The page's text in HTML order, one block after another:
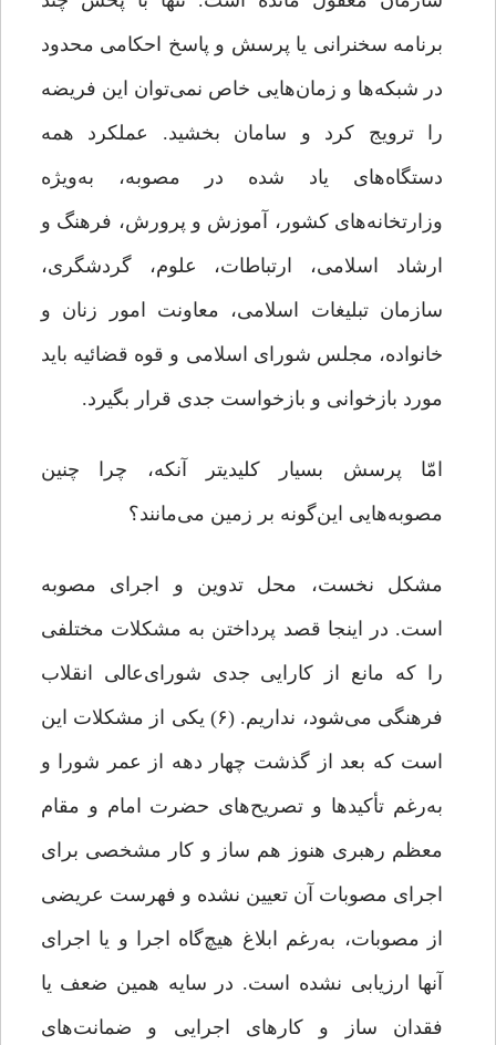
برنامه سخنرانی یا پرسش و پاسخ احکامی محدود
در شبکه‌ها و زمان‌هایی خاص نمی‌توان این فریضه
را ترویج کرد و سامان بخشید. عملکرد همه
دستگاه‌های یاد شده در مصوبه، به‌ویژه
وزارتخانه‌های کشور، آموزش و پرورش، فرهنگ و
ارشاد اسلامی، ارتباطات، علوم، گردشگری،
سازمان تبلیغات اسلامی، معاونت امور زنان و
خانواده، مجلس شورای اسلامی و قوه قضائیه باید
مورد بازخوانی و بازخواست جدی قرار بگیرد.
امّا پرسش بسیار کلیدی­تر آنکه، چرا چنین
مصوبه‌هایی این‌گونه بر زمین می‌مانند؟
مشکل نخست، محل تدوین و اجرای مصوبه
است. در اینجا قصد پرداختن به مشکلات مختلفی
را که مانع از کارایی جدی شورای‌عالی انقلاب
فرهنگی می‌شود، نداریم. (۶) یکی از مشکلات این
است که بعد از گذشت چهار دهه از عمر شورا و
به‌رغم تأکیدها و تصریح‌های حضرت امام و مقام
معظم رهبری هنوز هم ساز و کار مشخصی برای
اجرای مصوبات آن تعیین نشده و فهرست عریضی
از مصوبات، به‌رغم ابلاغ هیچ‌گاه‌ اجرا و یا اجرای‌
آنها ارزیابی نشده است. در سایه همین ضعف یا
فقدان ساز و کارهای اجرایی و ضمانت‌های